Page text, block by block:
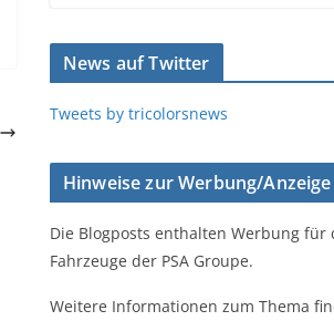
News auf Twitter
Tweets by tricolorsnews
Hinweise zur Werbung/Anzeige
Die Blogposts enthalten Werbung für
Fahrzeuge der PSA Groupe.
Weitere Informationen zum Thema